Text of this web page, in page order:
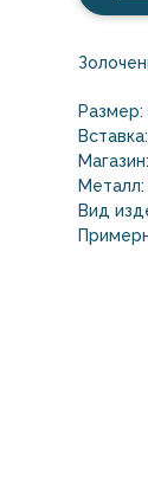
Размер:
Вид